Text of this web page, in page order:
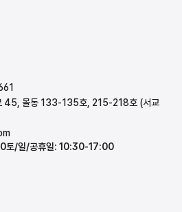
45, 몰동 133-135호, 215-218호 (서교
토/일/공휴일: 10:30-17:00